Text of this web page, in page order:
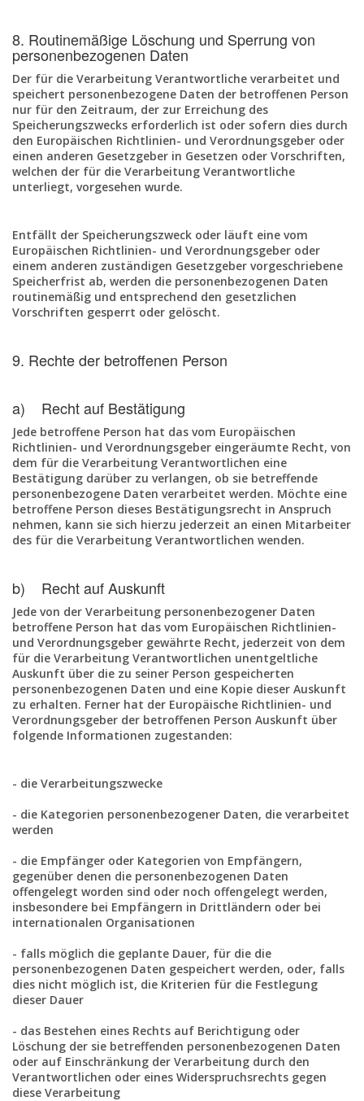
8. Routinemäßige Löschung und Sperrung von
personenbezogenen Daten
Der für die Verarbeitung Verantwortliche verarbeitet und
speichert personenbezogene Daten der betroffenen Person
nur für den Zeitraum, der zur Erreichung des
Speicherungszwecks erforderlich ist oder sofern dies durch
den Europäischen Richtlinien- und Verordnungsgeber oder
einen anderen Gesetzgeber in Gesetzen oder Vorschriften,
welchen der für die Verarbeitung Verantwortliche
unterliegt, vorgesehen wurde.
Entfällt der Speicherungszweck oder läuft eine vom
Europäischen Richtlinien- und Verordnungsgeber oder
einem anderen zuständigen Gesetzgeber vorgeschriebene
Speicherfrist ab, werden die personenbezogenen Daten
routinemäßig und entsprechend den gesetzlichen
Vorschriften gesperrt oder gelöscht.
9. Rechte der betroffenen Person
a) Recht auf Bestätigung
Jede betroffene Person hat das vom Europäischen
Richtlinien- und Verordnungsgeber eingeräumte Recht, von
dem für die Verarbeitung Verantwortlichen eine
Bestätigung darüber zu verlangen, ob sie betreffende
personenbezogene Daten verarbeitet werden. Möchte eine
betroffene Person dieses Bestätigungsrecht in Anspruch
nehmen, kann sie sich hierzu jederzeit an einen Mitarbeiter
des für die Verarbeitung Verantwortlichen wenden.
b) Recht auf Auskunft
Jede von der Verarbeitung personenbezogener Daten
betroffene Person hat das vom Europäischen Richtlinien-
und Verordnungsgeber gewährte Recht, jederzeit von dem
für die Verarbeitung Verantwortlichen unentgeltliche
Auskunft über die zu seiner Person gespeicherten
personenbezogenen Daten und eine Kopie dieser Auskunft
zu erhalten. Ferner hat der Europäische Richtlinien- und
Verordnungsgeber der betroffenen Person Auskunft über
folgende Informationen zugestanden:
- die Verarbeitungszwecke
- die Kategorien personenbezogener Daten, die verarbeitet
werden
- die Empfänger oder Kategorien von Empfängern,
gegenüber denen die personenbezogenen Daten
offengelegt worden sind oder noch offengelegt werden,
insbesondere bei Empfängern in Drittländern oder bei
internationalen Organisationen
- falls möglich die geplante Dauer, für die die
personenbezogenen Daten gespeichert werden, oder, falls
dies nicht möglich ist, die Kriterien für die Festlegung
dieser Dauer
- das Bestehen eines Rechts auf Berichtigung oder
Löschung der sie betreffenden personenbezogenen Daten
oder auf Einschränkung der Verarbeitung durch den
Verantwortlichen oder eines Widerspruchsrechts gegen
diese Verarbeitung